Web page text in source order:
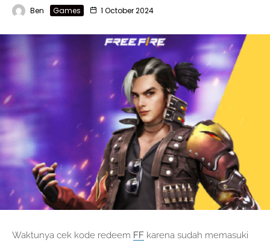
Ben Games 1 October 2024
Waktunya cek kode redeem FF karena sudah memasuki